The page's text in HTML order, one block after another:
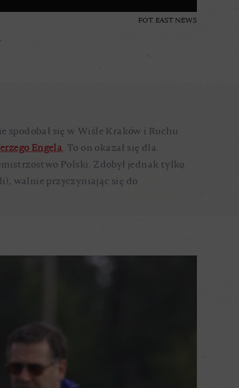
FOT. EAST NEWS
spodobał się w Wiśle Kraków i Ruchu
Jerzego Engela. To on okazał się dla
Polski. Zdobył jednak tylko
walnie przyczyniając się do